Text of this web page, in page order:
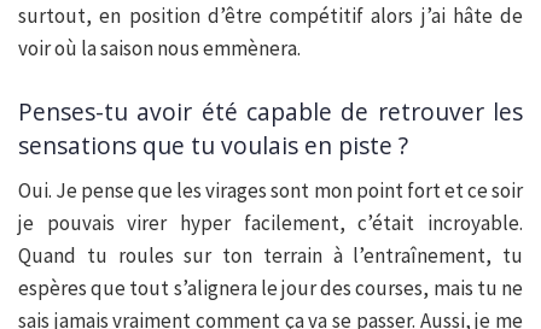
surtout, en position d’être compétitif alors j’ai hâte de
voir où la saison nous emmènera.
Penses-tu avoir été capable de retrouver les
sensations que tu voulais en piste ?
Oui. Je pense que les virages sont mon point fort et ce soir
je pouvais virer hyper facilement, c’était incroyable.
Quand tu roules sur ton terrain à l’entraînement, tu
espères que tout s’alignera le jour des courses, mais tu ne
sais jamais vraiment comment ça va se passer. Aussi, je me